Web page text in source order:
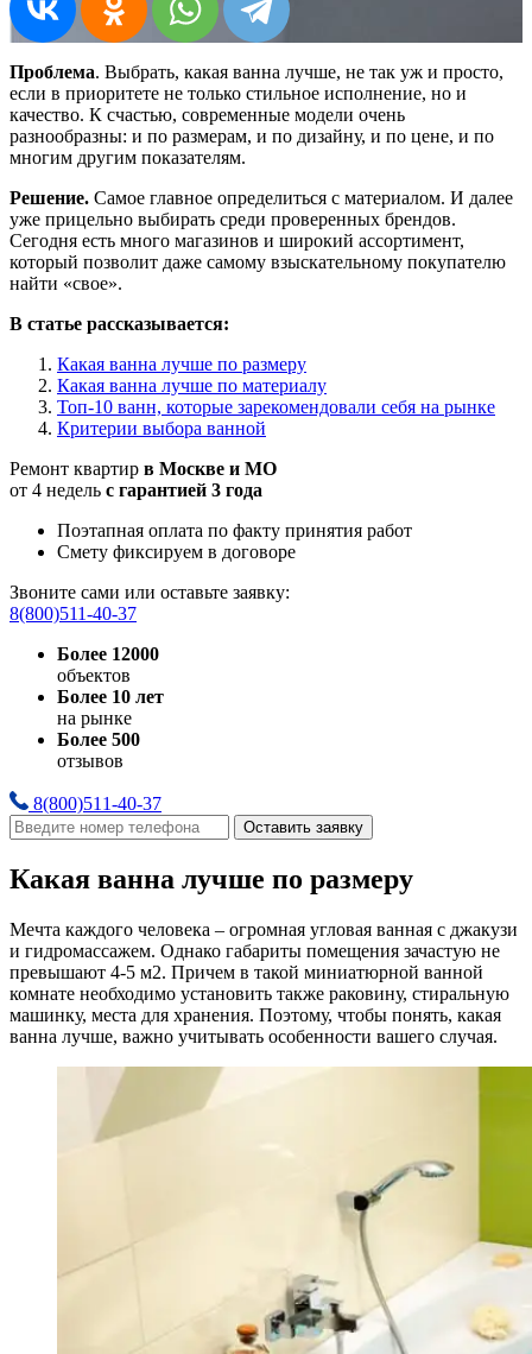
Проблема. Выбрать, какая ванна лучше, не так уж и просто,
если в приоритете не только стильное исполнение, но и
качество. К счастью, современные модели очень
разнообразны: и по размерам, и по дизайну, и по цене, и по
многим другим показателям.
Решение. Самое главное определиться с материалом. И далее
уже прицельно выбирать среди проверенных брендов.
Сегодня есть много магазинов и широкий ассортимент,
который позволит даже самому взыскательному покупателю
найти «свое».
В статье рассказывается:
Какая ванна лучше по размеру
Какая ванна лучше по материалу
Топ-10 ванн, которые зарекомендовали себя на рынке
Критерии выбора ванной
Ремонт квартир в Москве и МО
от 4 недель с гарантией 3 года
Поэтапная оплата по факту принятия работ
Смету фиксируем в договоре
Звоните сами или оставьте заявку:
8(800)511-40-37
Более 12000
объектов
Более 10 лет
на рынке
Более 500
отзывов
8(800)511-40-37
Оставить заявку
Какая ванна лучше по размеру
Мечта каждого человека – огромная угловая ванная с джакузи
и гидромассажем. Однако габариты помещения зачастую не
превышают 4-5 м2. Причем в такой миниатюрной ванной
комнате необходимо установить также раковину, стиральную
машинку, места для хранения. Поэтому, чтобы понять, какая
ванна лучше, важно учитывать особенности вашего случая.